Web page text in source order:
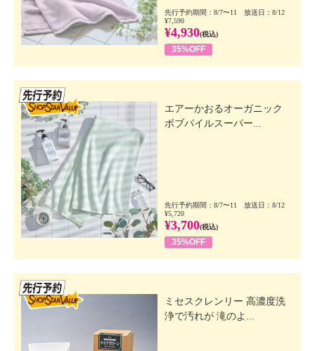
先行予約期間：8/7〜11 放送日：8/12
¥7,590
¥4,930(税込)
35%OFF
エアーかおるオーガニック
ボブパイルスーパー...
先行予約期間：8/7〜11 放送日：8/12
¥5,720
¥3,700(税込)
35%OFF
ミセスクレンリー 高濃度洗
浄で汚れが 滝のよ...